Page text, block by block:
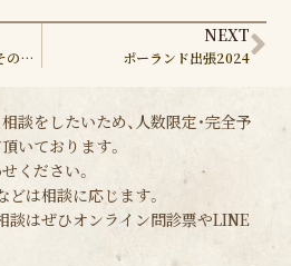
２０年以上の股関節拘縮とその改善
NEXT
ポーランド出張2024
談をしたいため、人数限定・完全予
いております。
ください。
どは相談に応じます。
談はぜひオンライン問診票やLINE